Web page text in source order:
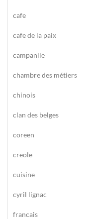
cafe
cafe de la paix
campanile
chambre des métiers
chinois
clan des belges
coreen
creole
cuisine
cyril lignac
francais